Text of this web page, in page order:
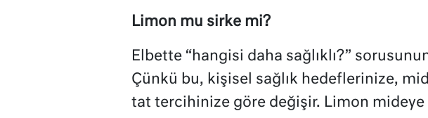
Limon mu sirke mi?
Elbette “hangisi daha sağlıklı?”
Çünkü bu, kişisel sağlık hedeflerinize,
tat tercihinize göre değişir. Limon